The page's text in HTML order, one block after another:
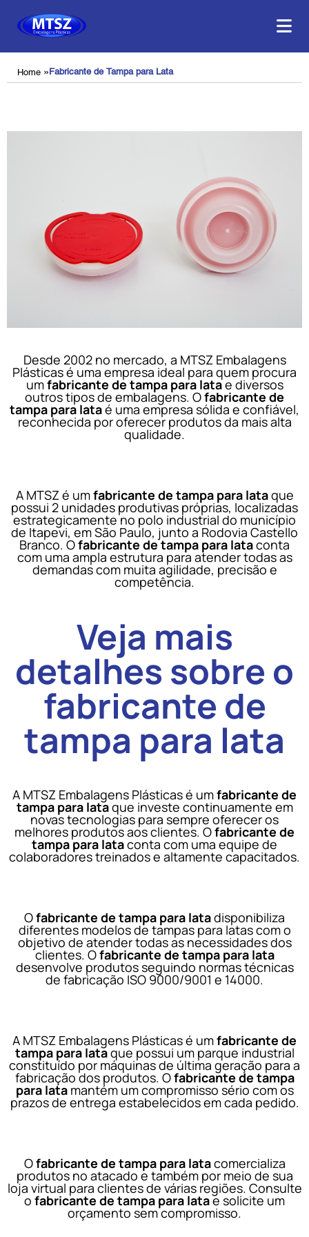
Home » Fabricante de Tampa para Lata
Desde 2002 no mercado, a MTSZ Embalagens
Plásticas é uma empresa ideal para quem procura
umfabricante de tampa para latae diversos
outros tipos de embalagens. Ofabricante de
tampa para lataé uma empresa sólida e confiável,
reconhecida por oferecer produtos da mais alta
qualidade.
A MTSZ é umfabricante de tampa para lataque
possui 2 unidades produtivas próprias, localizadas
estrategicamente no polo industrial do município
de Itapevi, em São Paulo, junto a Rodovia Castello
Branco. Ofabricante de tampa para lataconta
com uma ampla estrutura para atender todas as
demandas com muita agilidade, precisão e
competência.
Veja mais
detalhes sobre o
fabricante de
tampa para lata
A MTSZ Embalagens Plásticas é umfabricante de
tampa para lataque investe continuamente em
novas tecnologias para sempre oferecer os
melhores produtos aos clientes. Ofabricante de
tampa para lataconta com uma equipe de
colaboradores treinados e altamente capacitados.
Ofabricante de tampa para latadisponibiliza
diferentes modelos de tampas para latas com o
objetivo de atender todas as necessidades dos
clientes. Ofabricante de tampa para lata
desenvolve produtos seguindo normas técnicas
de fabricação ISO 9000/9001 e 14000.
A MTSZ Embalagens Plásticas é umfabricante de
tampa para lataque possui um parque industrial
constituído por máquinas de última geração para a
fabricação dos produtos. Ofabricante de tampa
para latamantém um compromisso sério com os
prazos de entrega estabelecidos em cada pedido.
Ofabricante de tampa para latacomercializa
produtos no atacado e também por meio de sua
loja virtual para clientes de várias regiões. Consulte
o fabricante de tampa para latae solicite um
orçamento sem compromisso.